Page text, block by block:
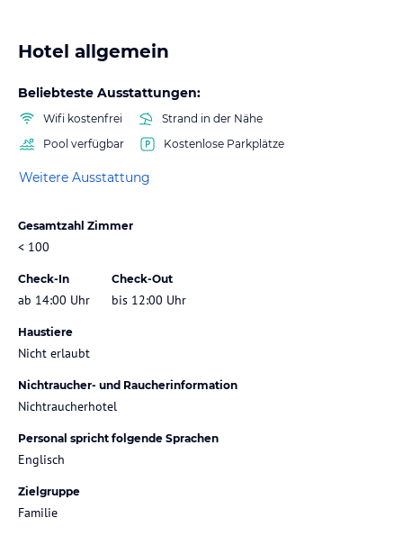
Hotel allgemein
Beliebteste Ausstattungen:
Wifi kostenfrei
Strand in der Nähe
Pool verfügbar
Kostenlose Parkplätze
Weitere Ausstattung
Gesamtzahl Zimmer
< 100
Check-In
ab 14:00 Uhr
Check-Out
bis 12:00 Uhr
Haustiere
Nicht erlaubt
Nichtraucher- und Raucherinformation
Nichtraucherhotel
Personal spricht folgende Sprachen
Englisch
Zielgruppe
Familie